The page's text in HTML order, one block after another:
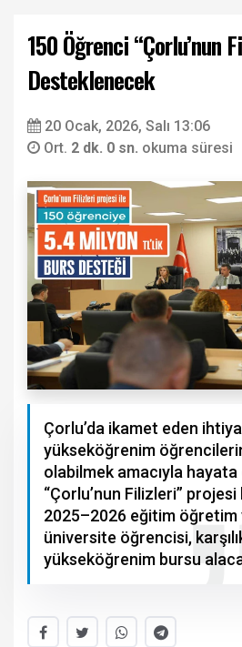
150 Öğrenci “Çorlu’nun
Desteklenecek
20 Ocak, 2026, Salı 13:06
Ort. 2 dk. 0 sn. okuma süresi
Çorlu’da ikamet eden
yükseköğrenim
olabilmek amacıyla
“Çorlu’nun Filizleri” projesi
2025–2026 eğitim öğretim
üniversite öğrencisi,
yükseköğrenim bursu